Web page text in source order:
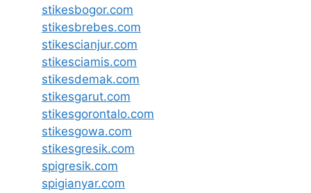
stikesbogor.com
stikesbrebes.com
stikescianjur.com
stikesciamis.com
stikesdemak.com
stikesgarut.com
stikesgorontalo.com
stikesgowa.com
stikesgresik.com
spigresik.com
spigianyar.com